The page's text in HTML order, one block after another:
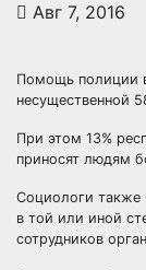
Авг 7, 2016
Помощь полиции
несущественной
При этом 13%
приносят людям
Социологи также
в той или иной
сотрудников